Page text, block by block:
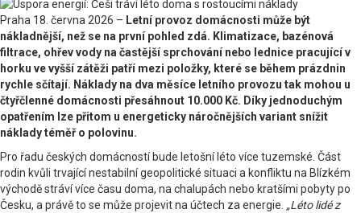
Praha 18. června 2026 – Letní provoz domácnosti může být
nákladnější, než se na první pohled zdá. Klimatizace, bazénová
filtrace, ohřev vody na častější sprchování nebo lednice pracující v
horku ve vyšší zátěži patří mezi položky, které se během prázdnin
rychle sčítají. Náklady na dva měsíce letního provozu tak mohou u
čtyřčlenné domácnosti přesáhnout 10.000 Kč. Díky jednoduchým
opatřením lze přitom u energeticky náročnějších variant snížit
náklady téměř o polovinu.
Pro řadu českých domácností bude letošní léto více tuzemské. Část
rodin kvůli trvající nestabilní geopolitické situaci a konfliktu na Blízkém
východě stráví více času doma, na chalupách nebo kratšími pobyty po
Česku, a právě to se může projevit na účtech za energie. „Léto lidé z